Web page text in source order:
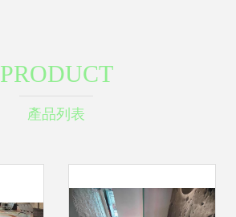
PRODUCT
產品列表